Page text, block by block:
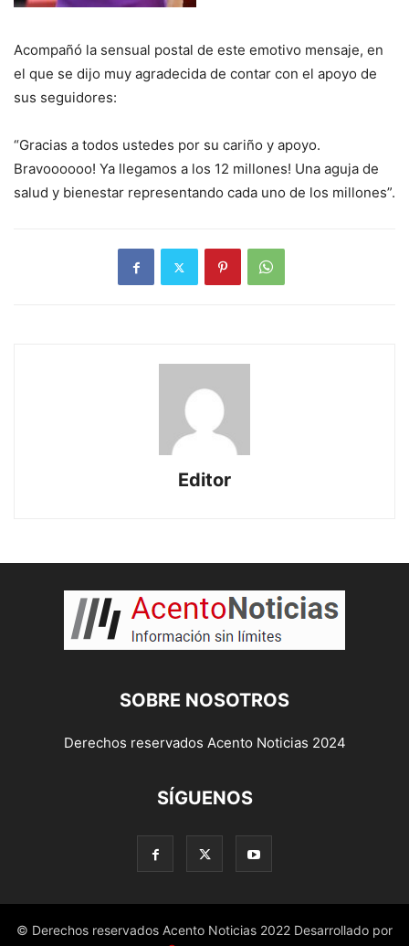
Acompañó la sensual postal de este emotivo mensaje, en
el que se dijo muy agradecida de contar con el apoyo de
sus seguidores:
“Gracias a todos ustedes por su cariño y apoyo.
Bravoooooo! Ya llegamos a los 12 millones! Una aguja de
salud y bienestar representando cada uno de los millones”.
Editor
SOBRE NOSOTROS
Derechos reservados Acento Noticias 2024
SÍGUENOS
© Derechos reservados Acento Noticias 2022 Desarrollado por